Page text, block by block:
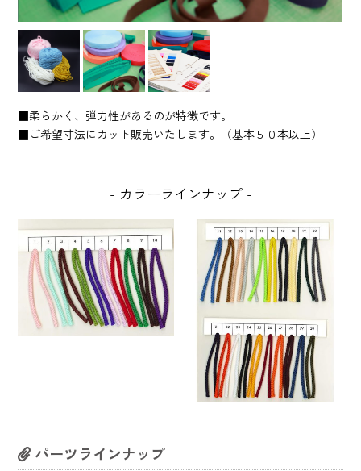
■柔らかく、弾力性があるのが特徴です。
■ご希望寸法にカット販売いたします。（基本５０本以上）
カラーラインナップ
パーツラインナップ